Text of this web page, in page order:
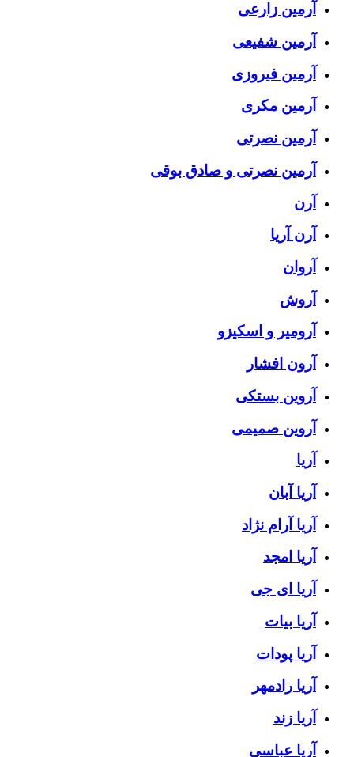
آرمین زارعی
آرمین شفیعی
آرمین فیروزی
آرمین مکری
آرمین نصرتی
آرمین نصرتی و صادق بوقی
آرن
آرن آریا
آروان
آروش
آرومیر و اسکیزو
آرون افشار
آروین بستکی
آروین صمیمی
آریا
آریا آبان
آریا آرام نژاد
آریا امجد
آریا ای جی
آریا بیات
آریا پودات
آریا رادمهر
آریا زند
آریا عباسی